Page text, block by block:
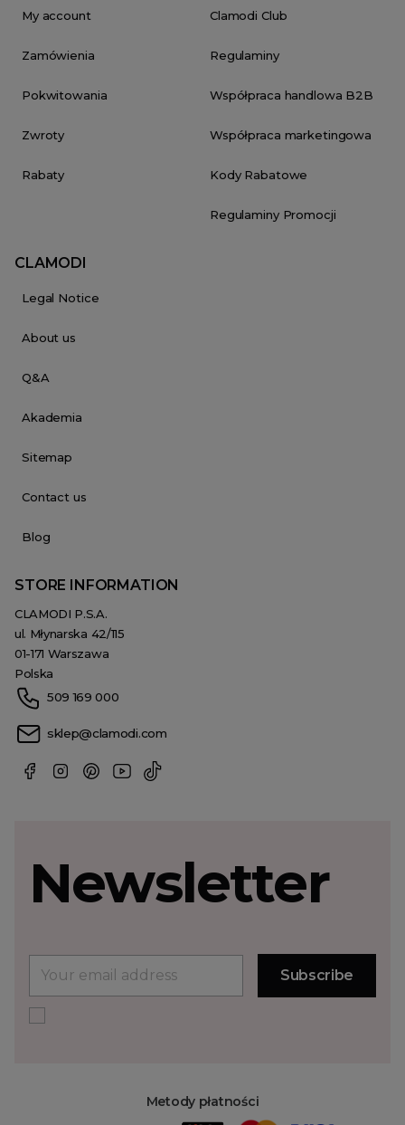
My account
Zamówienia
Pokwitowania
Zwroty
Rabaty
Clamodi Club
Regulaminy
Współpraca handlowa B2B
Współpraca marketingowa
Kody Rabatowe
Regulaminy Promocji
CLAMODI
Legal Notice
About us
Q&A
Akademia
Sitemap
Contact us
Blog
STORE INFORMATION
CLAMODI P.S.A.
ul. Młynarska 42/115
01-171 Warszawa
Polska
509 169 000
sklep@clamodi.com
Metody płatności
Newsletter